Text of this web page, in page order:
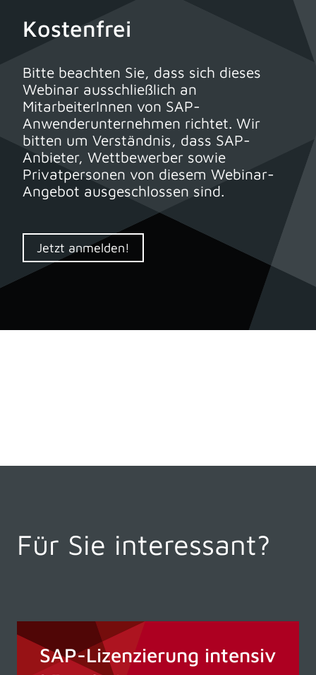
Kostenfrei
Bitte beachten Sie, dass sich dieses
Webinar ausschließlich an
MitarbeiterInnen von SAP-
Anwenderunternehmen richtet. Wir
bitten um Verständnis, dass SAP-
Anbieter, Wettbewerber sowie
Privatpersonen von diesem Webinar-
Angebot ausgeschlossen sind.
Jetzt anmelden!
Für Sie interessant?
SAP-Lizenzierung intensiv